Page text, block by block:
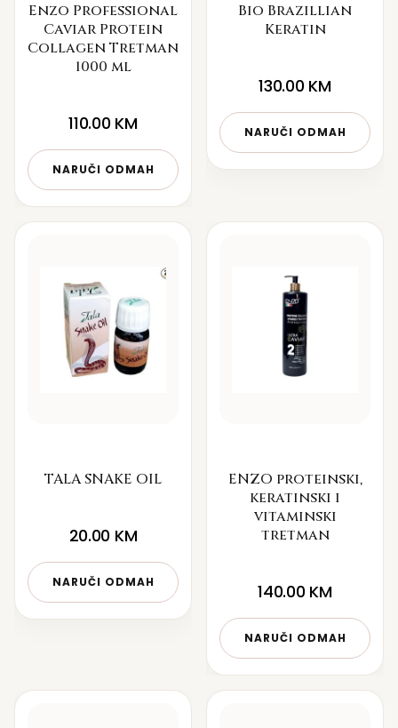
Enzo Professional
Caviar Protein
Collagen Tretman
1000 ml
110.00 KM
NARUČI ODMAH
Bio Brazillian
Keratin
130.00 KM
NARUČI ODMAH
TALA SNAKE OIL
20.00 KM
NARUČI ODMAH
ENZO proteinski,
keratinski i
vitaminski
tretman
140.00 KM
NARUČI ODMAH